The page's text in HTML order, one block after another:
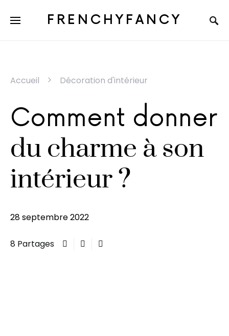
FRENCHYFANCY
Accueil Décoration d'intérieur
Comment donner
du charme à son
intérieur ?
28 septembre 2022
8 Partages